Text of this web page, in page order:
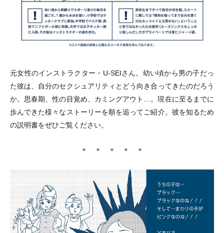
元女性のインストラクター ・ U-SEIさん。幼い頃から男の子だっ
た彼は、自分のセクシュアリティとどう向き合ってきたのだろう
か。思春期、性の目覚め、カミングアウト…。現在に至るまでに
歩んできた様々なストーリーを順を追ってご紹介。彼を知るため
の説明書をぜひご覧ください。
＊ ＊ ＊ ＊ ＊